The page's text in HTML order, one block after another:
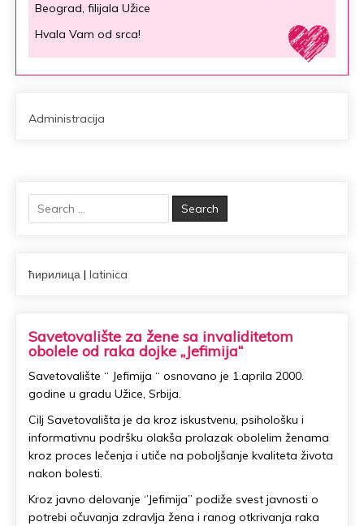
Beograd, filijala Užice
Hvala Vam od srca!
Administracija
Search
for:
ћирилица |latinica
Savetovalište za žene sa invaliditetom
obolele od raka dojke „Jefimija“
Savetovalište “ Jefimija “ osnovano je 1.aprila 2000.
godine u gradu Užice, Srbija.
Cilj Savetovališta je da kroz iskustvenu, psihološku i
informativnu podršku olakša prolazak obolelim ženama
kroz proces lečenja i utiče na poboljšanje kvaliteta života
nakon bolesti.
Kroz javno delovanje ‘’Jefimija’’ podiže svest javnosti o
potrebi očuvanja zdravlja žena i ranog otkrivanja raka